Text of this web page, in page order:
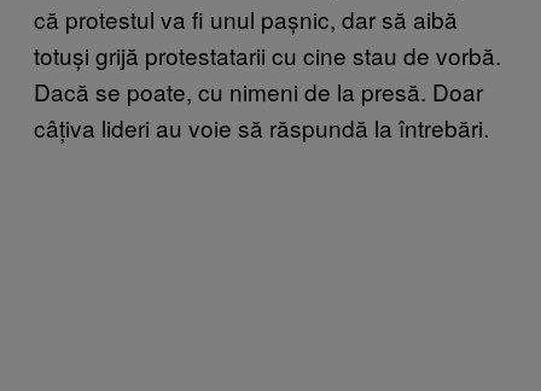
că protestul va fi unul pașnic, dar să aibă
totuși grijă protestatarii cu cine stau de vorbă.
Dacă se poate, cu nimeni de la presă. Doar
câțiva lideri au voie să răspundă la întrebări.